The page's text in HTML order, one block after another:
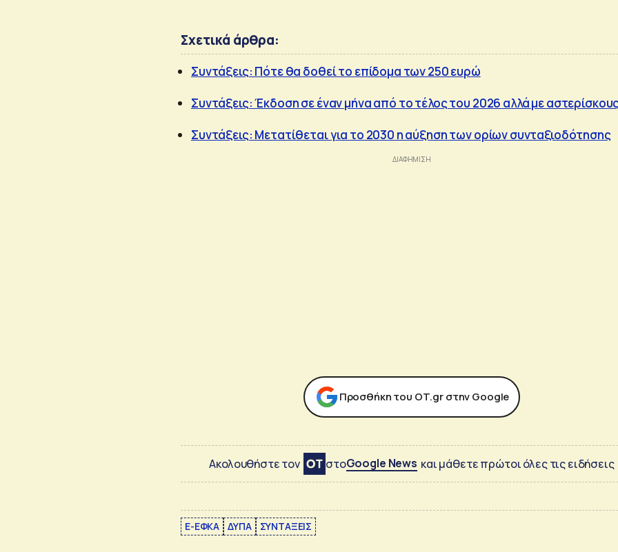
Σχετικά άρθρα:
Συντάξεις: Πότε θα δοθεί το επίδομα των 250 ευρώ
Συντάξεις: Έκδοση σε έναν μήνα από το τέλος του 2026 αλλά με
Συντάξεις: Μετατίθεται για το 2030 η αύξηση των ορίων συνταξιοδότησης
Προσθήκη του ΟΤ.gr στην Google
Ακολουθήστε τον στοGoogle News και μάθετε πρώτοι όλες τις ειδήσεις
E-ΕΦΚΑ ΔΥΠΑ ΣΥΝΤΑΞΕΙΣ